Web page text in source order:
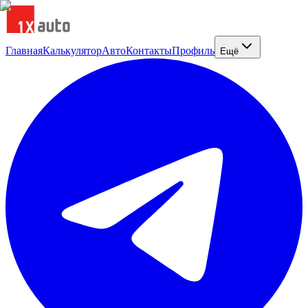
ГлавнаяКалькуляторАвтоКонтактыПрофиль Ещё